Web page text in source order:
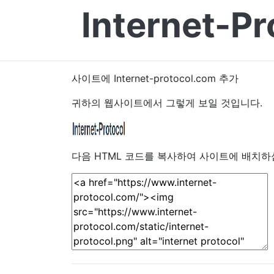
Internet-
사이트에 Internet-protocol.com 추가
귀하의 웹사이트에서 그렇게 보일 것입니다.
다음 HTML 코드를 복사하여 사이트에 배치하